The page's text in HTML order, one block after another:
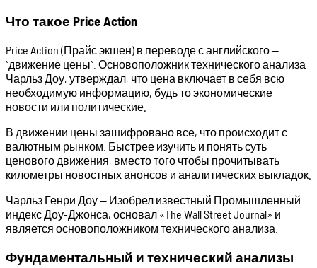
Что такое Price Action
Price Action (Прайс экшен) в переводе с английского —
“движение цены”. Основоположник технического анализа
Чарльз Доу, утверждал, что цена включает в себя всю
необходимую информацию, будь то экономические
новости или политические.
В движении цены зашифровано все, что происходит с
валютным рынком. Быстрее изучить и понять суть
ценового движения, вместо того чтобы прочитывать
километры новостных анонсов и аналитических выкладок.
Чарльз Генри Доу — Изобрел известный Промышленный
индекс Доу-Джонса, основал «The Wall Street Journal» и
является основоположником технического анализа.
Фундаментальный и технический анализы